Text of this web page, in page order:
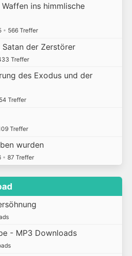
ins himmlische
• 566 Treffer
der Zerstörer
Treffer
des Exodus und der
Treffer
Treffer
wurden
• 87 Treffer
- MP3 Downloads